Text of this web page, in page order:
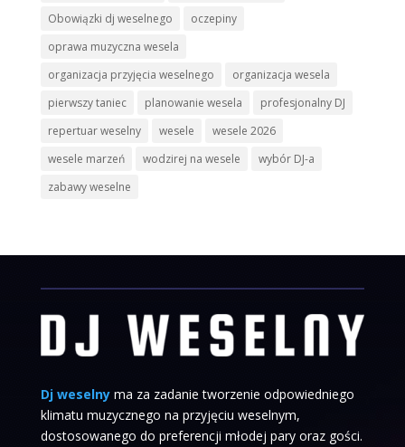
Obowiązki dj weselnego
oczepiny
oprawa muzyczna wesela
organizacja przyjęcia weselnego
organizacja wesela
pierwszy taniec
planowanie wesela
profesjonalny DJ
repertuar weselny
wesele
wesele 2026
wesele marzeń
wodzirej na wesele
wybór DJ-a
zabawy weselne
Dj weselnyma za zadanie tworzenie odpowiedniego
klimatu muzycznego na przyjęciu weselnym,
dostosowanego do preferencji młodej pary oraz gości.